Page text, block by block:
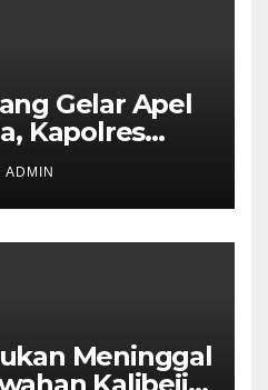
Gelar Apel
Kapolres
dan
Hadapi Musim
ADMIN
Meninggal